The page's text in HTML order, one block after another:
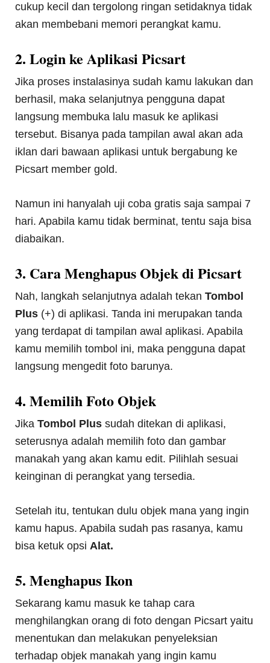
cukup kecil dan tergolong ringan setidaknya tidak
akan membebani memori perangkat kamu.
2. Login ke Aplikasi Picsart
Jika proses instalasinya sudah kamu lakukan dan
berhasil, maka selanjutnya pengguna dapat
langsung membuka lalu masuk ke aplikasi
tersebut. Bisanya pada tampilan awal akan ada
iklan dari bawaan aplikasi untuk bergabung ke
Picsart member gold.
Namun ini hanyalah uji coba gratis saja sampai 7
hari. Apabila kamu tidak berminat, tentu saja bisa
diabaikan.
3. Cara Menghapus Objek di Picsart
Nah, langkah selanjutnya adalah tekanTombol
Plus (+) di aplikasi. Tanda ini merupakan tanda
yang terdapat di tampilan awal aplikasi. Apabila
kamu memilih tombol ini, maka pengguna dapat
langsung mengedit foto barunya.
4. Memilih Foto Objek
JikaTombol Plus sudah ditekan di aplikasi,
seterusnya adalah memilih foto dan gambar
manakah yang akan kamu edit. Pilihlah sesuai
keinginan di perangkat yang tersedia.
Setelah itu, tentukan dulu objek mana yang ingin
kamu hapus. Apabila sudah pas rasanya, kamu
bisa ketuk opsiAlat.
5. Menghapus Ikon
Sekarang kamu masuk ke tahap cara
menghilangkan orang di foto dengan Picsart yaitu
menentukan dan melakukan penyeleksian
terhadap objek manakah yang ingin kamu